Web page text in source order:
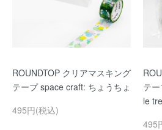
ROUNDTOP クリアマスキング
テープ space craft: ちょうちょ
495円(税込)
テ
le
495